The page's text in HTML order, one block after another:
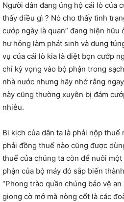
Người dân đang ủng hộ cái lò của
thấy điều gì ? Nó cho thấy tình
cướp ngày là quan” đang hiện hữu
hư hỏng làm phát sinh và dung
vụ của cái lò kia là diệt bọn cướp
chỉ kỳ vọng vào bộ phận trong
nhà nước nhưng hãy nhớ rằng
này cũng thường xuyên bị đám
nhiễu.
Bi kịch của dân ta là phải nộp thuế
phải đồng thuế nào cũng được
thuế của chúng ta còn để nuôi một
phận của bộ máy đó sắp biến
“Phong trào quần chúng bảo vệ
giong cờ mở mà nòng cốt là các